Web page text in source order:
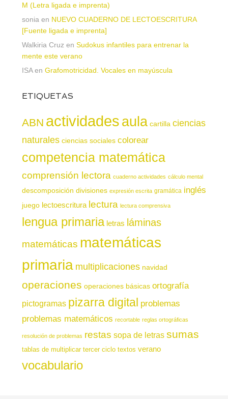
M (Letra ligada e imprenta)
sonia en NUEVO CUADERNO DE LECTOESCRITURA
[Fuente ligada e imprenta]
Walkiria Cruz en Sudokus infantiles para entrenar la
mente este verano
ISAen Grafomotricidad. Vocales en mayúscula
ETIQUETAS
ABN actividadesaula cartilla ciencias
naturales ciencias sociales colorear
competencia matemática
comprensión lectora cuaderno actividades cálculo mental
descomposición divisiones expresión escrita gramática inglés
juego lectoescritura lectura lectura comprensiva
lengua primaria letras láminas
matemáticas matemáticas
primaria multiplicaciones navidad
operaciones operaciones básicas ortografía
pictogramas pizarra digital problemas
problemas matemáticos recortable reglas ortográficas
resolución de problemas restas sopa de letras sumas
tablas de multiplicar tercer ciclo textos verano
vocabulario